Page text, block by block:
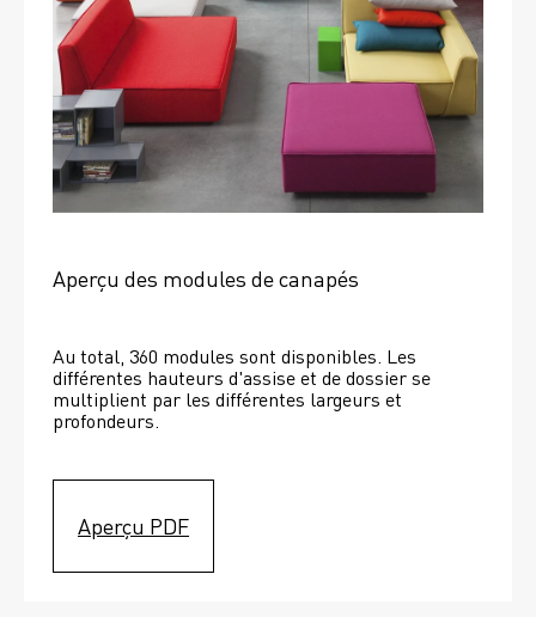
Aperçu des modules de canapés
Au total, 360 modules sont disponibles. Les
différentes hauteurs d'assise et de dossier se
multiplient par les différentes largeurs et
profondeurs.
Aperçu PDF